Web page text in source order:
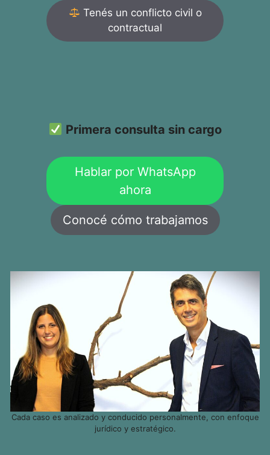
Tenés un conflicto civil o
contractual
Primera consulta sin cargo
Hablar por WhatsApp
ahora
Conocé cómo trabajamos
Cada caso es analizado y conducido personalmente, con enfoque
jurídico y estratégico.